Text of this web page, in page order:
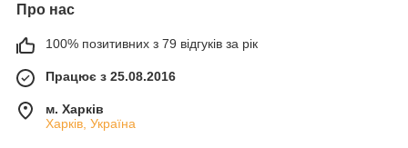
Про нас
100% позитивних з 79 відгуків за рік
Працює з 25.08.2016
м. Харків
Харків, Україна